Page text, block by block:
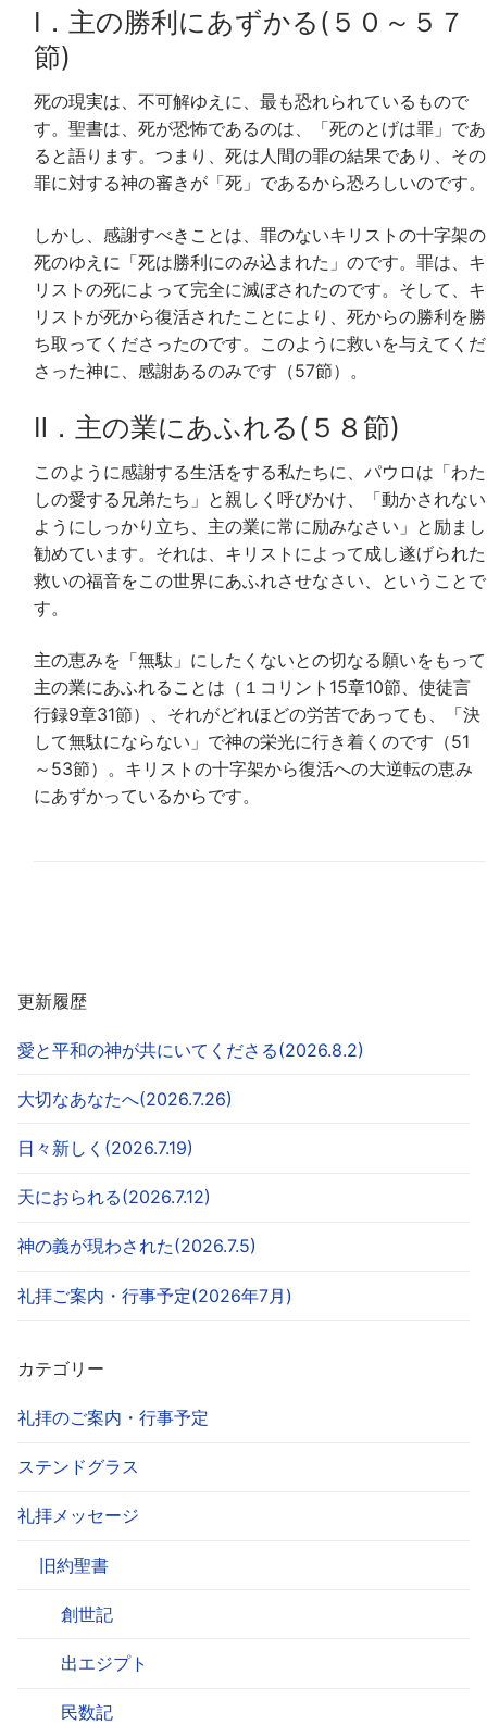
Ⅰ．主の勝利にあずかる(５０～５７
節)
死の現実は、不可解ゆえに、最も恐れられているもので
す。聖書は、死が恐怖であるのは、「死のとげは罪」であ
ると語ります。つまり、死は人間の罪の結果であり、その
罪に対する神の審きが「死」であるから恐ろしいのです。
しかし、感謝すべきことは、罪のないキリストの十字架の
死のゆえに「死は勝利にのみ込まれた」のです。罪は、キ
リストの死によって完全に滅ぼされたのです。そして、キ
リストが死から復活されたことにより、死からの勝利を勝
ち取ってくださったのです。このように救いを与えてくだ
さった神に、感謝あるのみです（57節）。
Ⅱ．主の業にあふれる(５８節)
このように感謝する生活をする私たちに、パウロは「わた
しの愛する兄弟たち」と親しく呼びかけ、「動かされない
ようにしっかり立ち、主の業に常に励みなさい」と励まし
勧めています。それは、キリストによって成し遂げられた
救いの福音をこの世界にあふれさせなさい、ということで
す。
主の恵みを「無駄」にしたくないとの切なる願いをもって
主の業にあふれることは（１コリント15章10節、使徒言
行録9章31節）、それがどれほどの労苦であっても、「決
して無駄にならない」で神の栄光に行き着くのです（51
～53節）。キリストの十字架から復活への大逆転の恵み
にあずかっているからです。
更新履歴
愛と平和の神が共にいてくださる(2026.8.2)
大切なあなたへ(2026.7.26)
日々新しく(2026.7.19)
天におられる(2026.7.12)
神の義が現わされた(2026.7.5)
礼拝ご案内・行事予定(2026年7月)
カテゴリー
礼拝のご案内・行事予定
ステンドグラス
礼拝メッセージ
旧約聖書
創世記
出エジプト
民数記